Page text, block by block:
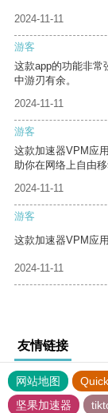
2024-11-11
游客
这款app的功能非常
中游刃有余。
2024-11-11
游客
这款加速器VPM应
助你在网络上自由移
2024-11-11
游客
这款加速器VPM应
2024-11-11
友情链接
网站地图
坚果加速器